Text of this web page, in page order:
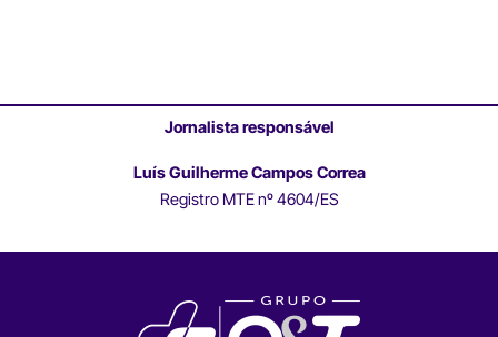
Jornalista responsável
Luís Guilherme Campos Correa
Registro MTE nº 4604/ES